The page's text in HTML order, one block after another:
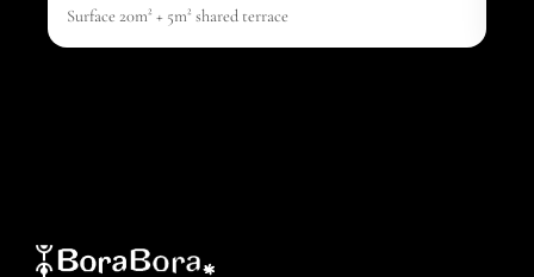
Surface 20m² + 5m² shared terrace